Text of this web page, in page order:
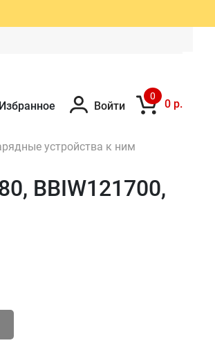
Избранное Войти
0
0 р.
устройства к ним
BBIW121700,